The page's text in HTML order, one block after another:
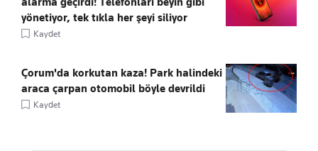
yönetiyor, tek tıkla her şeyi siliyor
Kaydet
Çorum'da korkutan kaza! Park halindeki
araca çarpan otomobil böyle devrildi
Kaydet